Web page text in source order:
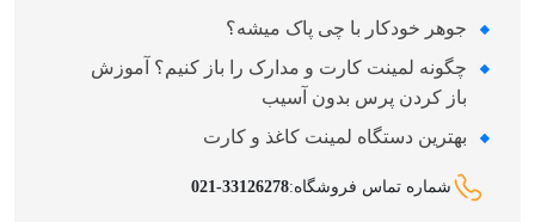
جوهر خودکار با چی پاک میشه؟
چگونه لمینت کارت و مدارک را باز کنیم؟ آموزش
باز کردن پرس بدون آسیب
بهترین دستگاه لمینت کاغذ و کارت
شماره تماس فروشگاه:021-33126278